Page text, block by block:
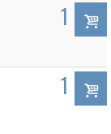
1
1